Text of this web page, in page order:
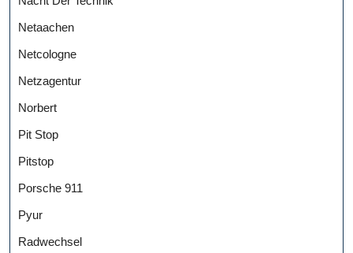
Netaachen
Netcologne
Netzagentur
Norbert
Pit Stop
Pitstop
Porsche 911
Pyur
Radwechsel